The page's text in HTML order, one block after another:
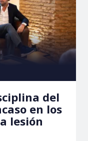
del
en los
lesión